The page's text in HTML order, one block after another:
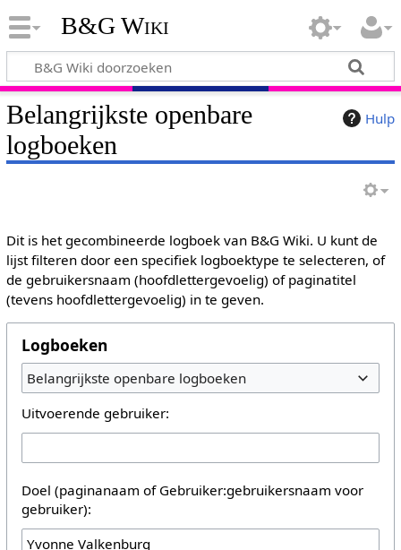
B&G Wiki
Hulp
Belangrijkste openbare
logboeken
Dit is het gecombineerde logboek van B&G Wiki. U kunt de
lijst filteren door een specifiek logboektype te selecteren, of
de gebruikersnaam (hoofdlettergevoelig) of paginatitel
(tevens hoofdlettergevoelig) in te geven.
Logboeken
Belangrijkste openbare logboeken
Uitvoerende gebruiker:
Doel (paginanaam of Gebruiker:gebruikersnaam voor
gebruiker):